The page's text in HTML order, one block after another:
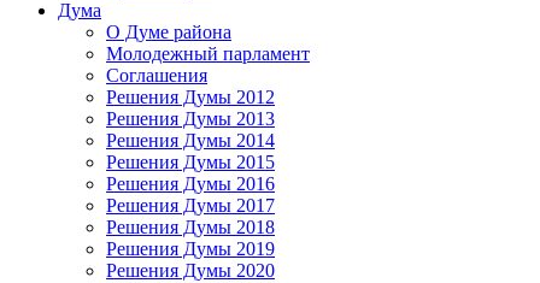
Дума
О Думе района
Молодежный парламент
Соглашения
Решения Думы 2012
Решения Думы 2013
Решения Думы 2014
Решения Думы 2015
Решения Думы 2016
Решения Думы 2017
Решения Думы 2018
Решения Думы 2019
Решения Думы 2020